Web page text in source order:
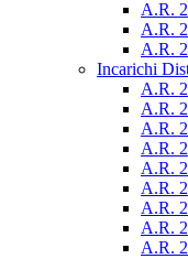
A.R.
A.R.
A.R.
Incarichi
A.R.
A.R.
A.R.
A.R.
A.R.
A.R.
A.R.
A.R.
A.R.